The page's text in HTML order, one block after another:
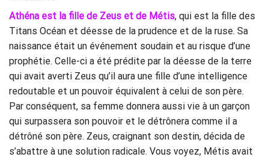
Athéna est la fille de Zeus et de Métis, qui est la fille des
Titans Océan et déesse de la prudence et de la ruse. Sa
naissance était un événement soudain et au risque d’une
prophétie. Celle-ci a été prédite par la déesse de la terre
qui avait averti Zeus qu’il aura une fille d’une intelligence
redoutable et un pouvoir équivalent à celui de son père.
Par conséquent, sa femme donnera aussi vie à un garçon
qui surpassera son pouvoir et le détrônera comme il a
détrôné son père. Zeus, craignant son destin, décida de
s’abattre à une solution radicale. Vous voyez, Métis avait